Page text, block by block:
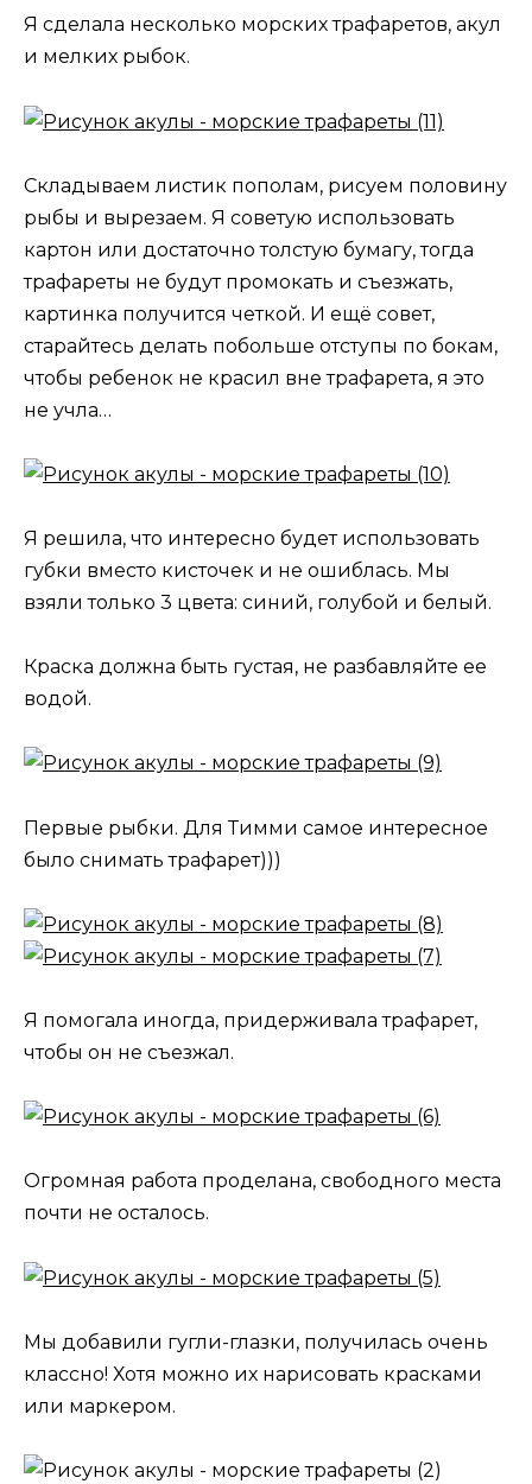
Я сделала несколько морских трафаретов, акул
и мелких рыбок.
Складываем листик пополам, рисуем половину
рыбы и вырезаем. Я советую использовать
картон или достаточно толстую бумагу, тогда
трафареты не будут промокать и съезжать,
картинка получится четкой. И ещё совет,
старайтесь делать побольше отступы по бокам,
чтобы ребенок не красил вне трафарета, я это
не учла…
Я решила, что интересно будет использовать
губки вместо кисточек и не ошиблась. Мы
взяли только 3 цвета: синий, голубой и белый.
Краска должна быть густая, не разбавляйте ее
водой.
Первые рыбки. Для Тимми самое интересное
было снимать трафарет)))
Я помогала иногда, придерживала трафарет,
чтобы он не съезжал.
Огромная работа проделана, свободного места
почти не осталось.
Мы добавили гугли-глазки, получилась очень
классно! Хотя можно их нарисовать красками
или маркером.